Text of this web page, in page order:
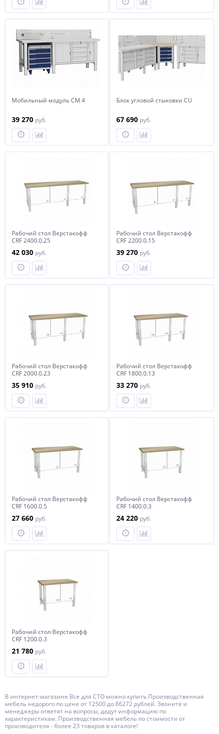
Мобильный модуль СМ 4
39 270 руб.
Блок угловой стыковки CU
67 690 руб.
Рабочий стол Верстакофф
CRF 2400.0.25
42 030 руб.
Рабочий стол Верстакофф
CRF 2200.0.15
39 270 руб.
Рабочий стол Верстакофф
CRF 2000.0.23
35 910 руб.
Рабочий стол Верстакофф
CRF 1800.0.13
33 270 руб.
Рабочий стол Верстакофф
CRF 1600.0.5
27 660 руб.
Рабочий стол Верстакофф
CRF 1400.0.3
24 220 руб.
Рабочий стол Верстакофф
CRF 1200.0.3
21 780 руб.
В интернет-магазине Все для СТО можно купить Производственная
мебель недорого по цене от 12500 до 86272 рублей. Звоните и
менеджеры ответят на вопросы, дадут информацию по
характеристикам. Производственная мебель по стоимости от
производителя - более 23 товаров в каталоге!